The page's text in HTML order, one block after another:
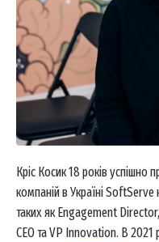
Кріс Косик 18 років успішно
компаній в Україні
таких як Engagement
CEO та VP Innovation. В 2021